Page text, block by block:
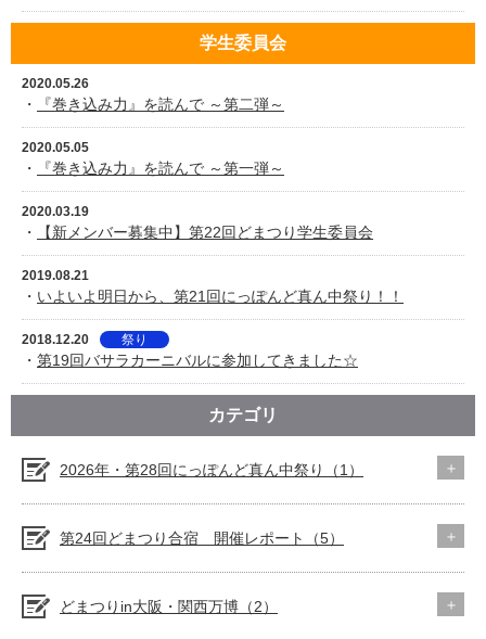
学生委員会
2020.05.26
・ 『巻き込み力』を読んで ～第二弾～
2020.05.05
・ 『巻き込み力』を読んで ～第一弾～
2020.03.19
・ 【新メンバー募集中】第22回どまつり学生委員会
2019.08.21
・ いよいよ明日から、第21回にっぽんど真ん中祭り！！
2018.12.20 祭り
・ 第19回バサラカーニバルに参加してきました☆
カテゴリ
2026年・第28回にっぽんど真ん中祭り（1）
第24回どまつり合宿 開催レポート（5）
どまつりin大阪・関西万博（2）